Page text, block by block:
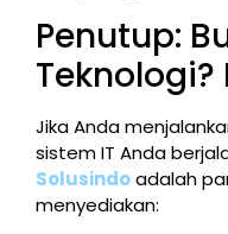
Penutup:
Teknologi?
Jika Anda
sistem IT Anda
Solusindoadalah
menyediakan: